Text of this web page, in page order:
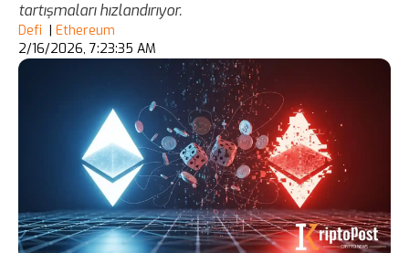
tartışmaları hızlandırıyor.
Defi | Ethereum
2/16/2026, 7:23:35 AM